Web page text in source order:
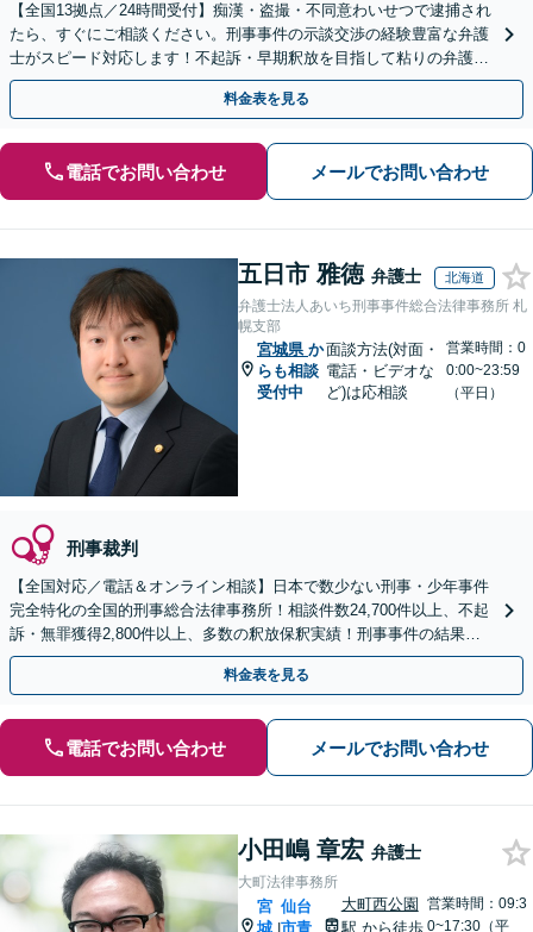
【全国13拠点／24時間受付】痴漢・盗撮・不同意わいせつで逮捕され
たら、すぐにご相談ください。刑事事件の示談交渉の経験豊富な弁護
士がスピード対応します！不起訴・早期釈放を目指して粘りの弁護活
動を行います。
料金表を見る
電話でお問い合わせ メールでお問い合わせ
五日市 雅徳 弁護士 北海道
弁護士法人あいち刑事事件総合法律事務所 札
幌支部
宮城県 か
らも相談
受付中
面談方法(対面・
電話・ビデオな
ど)は応相談
営業時間：0
0:00~23:59
（平日）
刑事裁判
【全国対応／電話＆オンライン相談】日本で数少ない刑事・少年事件
完全特化の全国的刑事総合法律事務所！相談件数24,700件以上、不起
訴・無罪獲得2,800件以上、多数の釈放保釈実績！刑事事件の結果は
弁護士の腕次第で変わります【初回相談無料】
料金表を見る
電話でお問い合わせ メールでお問い合わせ
小田嶋 章宏 弁護士
大町法律事務所
宮
城 |
仙台
市青
大町西公園
駅 から徒歩
営業時間：09:3
0~17:30（平